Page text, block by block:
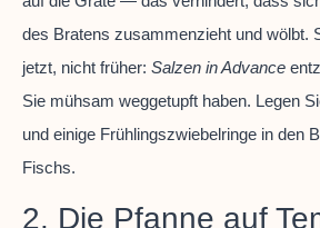
des Bratens zusammenzieht und wölbt.
jetzt, nicht früher: Salzen in Advance
Sie mühsam weggetupft haben. Legen
und einige Frühlingszwiebelringe in den
Fischs.
2. Die Pfanne auf